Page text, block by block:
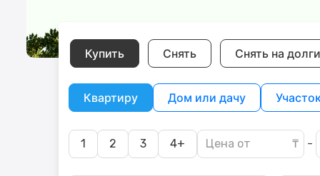
Купить Снять Снять на
Квартиру Дом или дачу
1 2 3 4+ -